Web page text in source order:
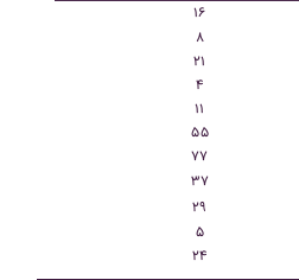
۱۶
۸
۲۱
۴
۱۱
۵۵
۷۷
۳۷
۲۹
۵
۲۴